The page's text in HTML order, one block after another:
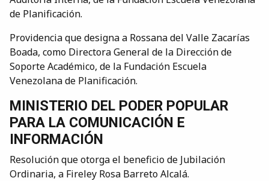
de Planificación.
Providencia que designa a Rossana del Valle Zacarías
Boada, como Directora General de la Dirección de
Soporte Académico, de la Fundación Escuela
Venezolana de Planificación.
MINISTERIO DEL PODER POPULAR
PARA LA COMUNICACIÓN E
INFORMACIÓN
Resolución que otorga el beneficio de Jubilación
Ordinaria, a Fireley Rosa Barreto Alcalá.